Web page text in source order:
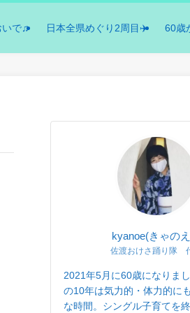
いで♫ 日本全県めぐり2周目✈️ 60歳
kyanoe(きゃのえ
佐渡おけさ踊り隊
2021年5月に60歳になりま
の10年は気力的・体力的に
な時間。シングル子育てを